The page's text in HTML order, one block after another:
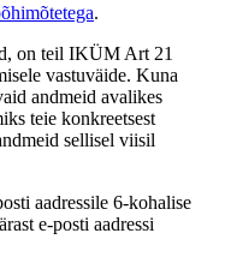
.
on teil IKÜM Art 21
vastuväide. Kuna
andmeid avalikes
teie konkreetsest
sellisel viisil
aadressile 6-kohalise
e-posti aadressi